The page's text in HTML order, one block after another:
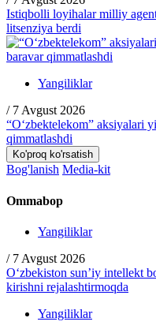
Istiqbolli loyihalar milliy
litsenziya berdi
Yangiliklar
/ 7 Avgust 2026
“O‘zbektelekom” aksiyalari
qimmatlashdi
Ko'proq ko'rsatish
Bog'lanish Media-kit
Ommabop
Yangiliklar
/ 7 Avgust 2026
O‘zbekiston sun’iy intellekt
kirishni rejalashtirmoqda
Yangiliklar